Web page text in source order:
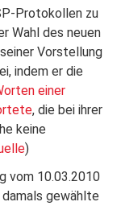
Protokollen zu
Wahl des neuen
Vorstellung
indem er die
einer
, die bei ihrer
keine
)
vom 10.03.2010
gewählte